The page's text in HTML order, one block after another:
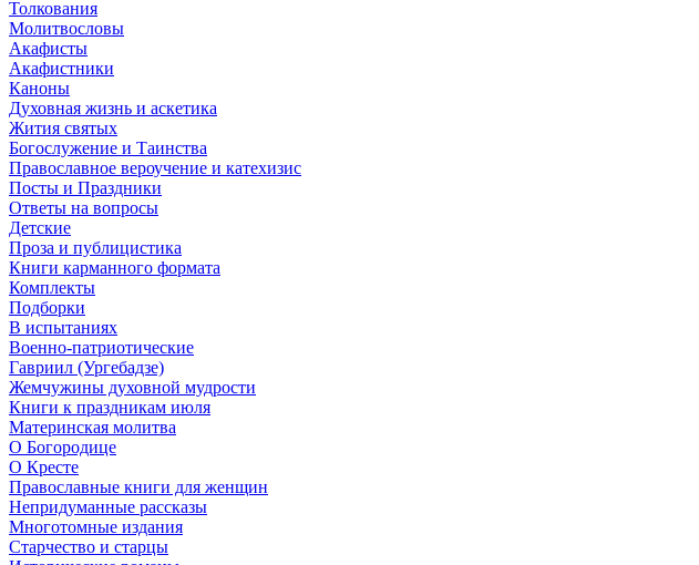
Толкования
Молитвословы
Акафисты
Акафистники
Каноны
Духовная жизнь и аскетика
Жития святых
Богослужение и Таинства
Православное вероучение и катехизис
Посты и Праздники
Ответы на вопросы
Детские
Проза и публицистика
Книги карманного формата
Комплекты
Подборки
В испытаниях
Военно-патриотические
Гавриил (Ургебадзе)
Жемчужины духовной мудрости
Книги к праздникам июля
Материнская молитва
О Богородице
О Кресте
Православные книги для женщин
Непридуманные рассказы
Многотомные издания
Старчество и старцы